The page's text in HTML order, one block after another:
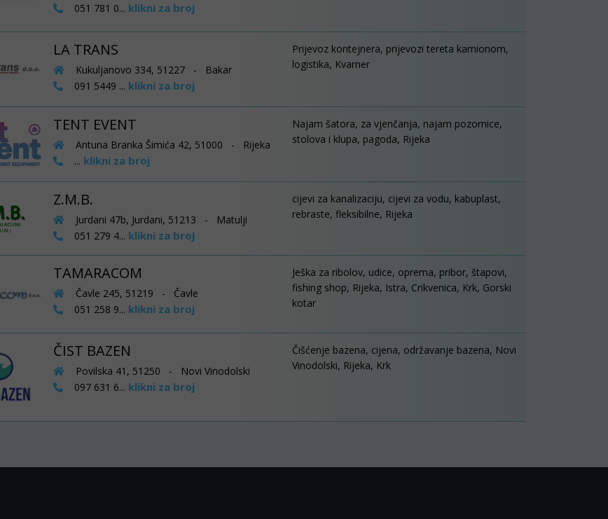
051 781 0... klikni za broj
LA TRANS
Kukuljanovo 334, 51227 - Bakar
091 5449 ... klikni za broj
Prijevoz kontejnera, prijevozi tereta kamionom,
logistika, Kvarner
TENT EVENT
Antuna Branka Šimića 42, 51000 - Rijeka
... klikni za broj
Najam šatora, za vjenčanja, najam pozornice,
stolova i klupa, pagoda, Rijeka
Z.M.B.
Jurdani 47b, Jurdani, 51213 - Matulji
051 279 4... klikni za broj
cijevi za kanalizaciju, cijevi za vodu, kabuplast,
rebraste, fleksibilne, Rijeka
TAMARACOM
Čavle 245, 51219 - Čavle
051 258 9... klikni za broj
Ješka za ribolov, udice, oprema, pribor, štapovi,
fishing shop, Rijeka, Istra, Crikvenica, Krk, Gorski
kotar
ČIST BAZEN
Povilska 41, 51250 - Novi Vinodolski
097 631 6... klikni za broj
Čišćenje bazena, cijena, održavanje bazena, Novi
Vinodolski, Rijeka, Krk